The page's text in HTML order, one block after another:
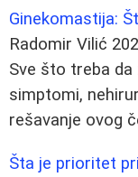
Ginekomastija:
Radomir Vilić
Sve što treba
simptomi,
rešavanje ovog
Šta je prioritet